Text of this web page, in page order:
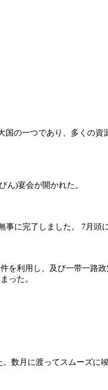
国の一つであり、多くの
ん)宴会が開かれた。
に完了しました。 7月頭
を利用し、及び一带一路
った。
数月に渡ってスムーズに